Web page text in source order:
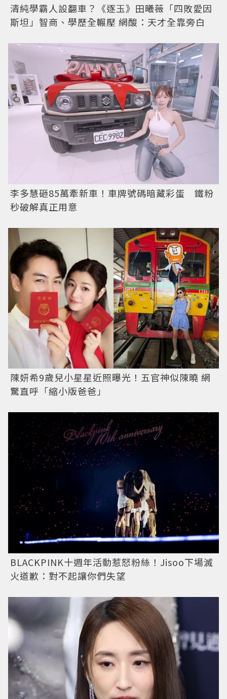
清純學霸人設翻車？《逐玉》田曦薇「四敗愛因
斯坦」智商、學歷全輾壓 網酸：天才全靠旁白
李多慧砸85萬牽新車！車牌號碼暗藏彩蛋 鐵粉
秒破解真正用意
陳妍希9歲兒小星星近照曝光！五官神似陳曉 網
驚直呼「縮小版爸爸」
BLACKPINK十週年活動惹怒粉絲！Jisoo下場滅
火道歉：對不起讓你們失望